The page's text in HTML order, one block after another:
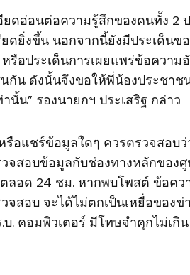
ยดอ่อนต่อความรู้สึกของคนทั้ง 2
ดยิ่งขึ้น นอกจากนี้ยังมีประเด็นข
รือประเด็นการเผยแพร่ข้อความ
น ดังนั้นจึงขอให้พี่น้องประชาช
นั้น” รองนายกฯ ประเสริฐ กล่าว
อแชร์ข้อมูลใดๆ ควรตรวจสอบ
จสอบข้อมูลกับช่องทางหลักของ
ตลอด 24 ชม. หากพบโพสต์ ข้อคว
จสอบ จะได้ไม่ตกเป็นเหยื่อของข่
. คอมพิวเตอร์ มีโทษจำคุกไม่เกิ